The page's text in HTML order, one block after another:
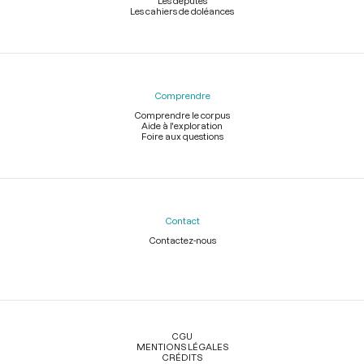
Les cahiers de doléances
Comprendre
Comprendre le corpus
Aide à l'exploration
Foire aux questions
Contact
Contactez-nous
Légal
CGU
MENTIONS LÉGALES
CRÉDITS